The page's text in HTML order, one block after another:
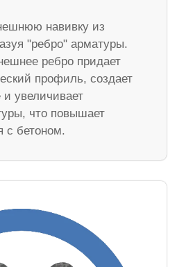
навивку из
"ребро" арматуры.
ребро придает
профиль, создает
и увеличивает
что повышает
с бетоном.